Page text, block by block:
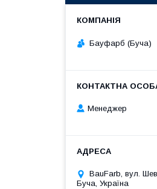
Бауфарб (Буча)
Менеджер
BauFarb, вул.
Буча, Україна